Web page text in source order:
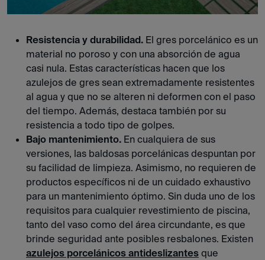
Resistencia y durabilidad. El gres porcelánico es un
material no poroso y con una absorción de agua
casi nula. Estas características hacen que los
azulejos de gres sean extremadamente resistentes
al agua y que no se alteren ni deformen con el paso
del tiempo. Además, destaca también por su
resistencia a todo tipo de golpes.
Bajo mantenimiento. En cualquiera de sus
versiones, las baldosas porcelánicas despuntan por
su facilidad de limpieza. Asimismo, no requieren de
productos específicos ni de un cuidado exhaustivo
para un mantenimiento óptimo. Sin duda uno de los
requisitos para cualquier revestimiento de piscina,
tanto del vaso como del área circundante, es que
brinde seguridad ante posibles resbalones. Existen
azulejos porcelánicos antideslizantesque